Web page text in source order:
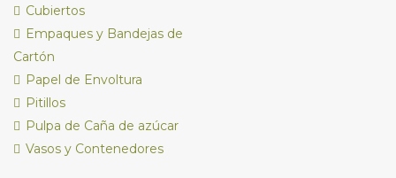
Cubiertos
Empaques y Bandejas de
Cartón
Papel de Envoltura
Pitillos
Pulpa de Caña de azúcar
Vasos y Contenedores